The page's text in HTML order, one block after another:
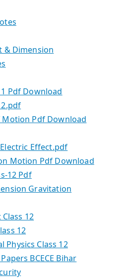
& Dimension
Pdf Download
Motion Pdf Download
Effect.pdf
Motion Pdf Download
12 Pdf
Gravitation
12
12
Physics Class 12
BCECE Bihar